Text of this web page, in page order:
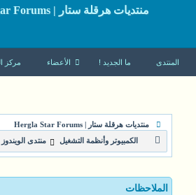
منتديات هرقلة ستار | Hergla Star Forums
المنتدى ما الجديد ! الأعضاء مركز
منتديات هرقلة ستار | Hergla Star Forums
الكمبيوتر وأنظمة التشغيل
منتدى الويندوز
الملاحظات